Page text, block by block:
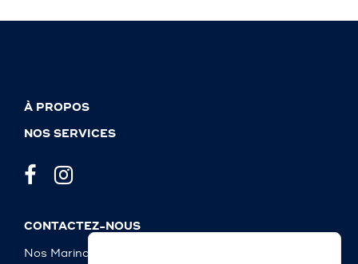
À PROPOS
NOS SERVICES
CONTACTEZ-NOUS
Nos Marinas